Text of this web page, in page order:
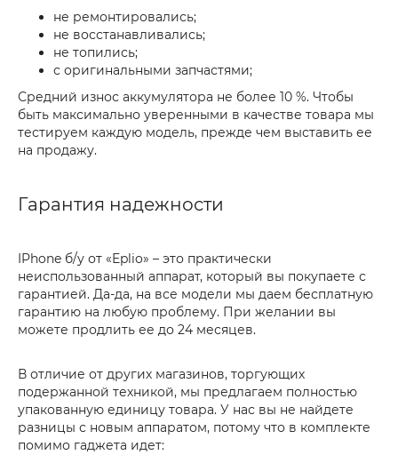
не ремонтировались;
не восстанавливались;
не топились;
с оригинальными запчастями;
Средний износ аккумулятора не более 10 %. Чтобы
быть максимально уверенными в качестве товара мы
тестируем каждую модель, прежде чем выставить ее
на продажу.
Гарантия надежности
IPhone б/у от «Eplio» – это практически
неиспользованный аппарат, который вы покупаете с
гарантией. Да-да, на все модели мы даем бесплатную
гарантию на любую проблему. При желании вы
можете продлить ее до 24 месяцев.
В отличие от других магазинов, торгующих
подержанной техникой, мы предлагаем полностью
упакованную единицу товара. У нас вы не найдете
разницы с новым аппаратом, потому что в комплекте
помимо гаджета идет: